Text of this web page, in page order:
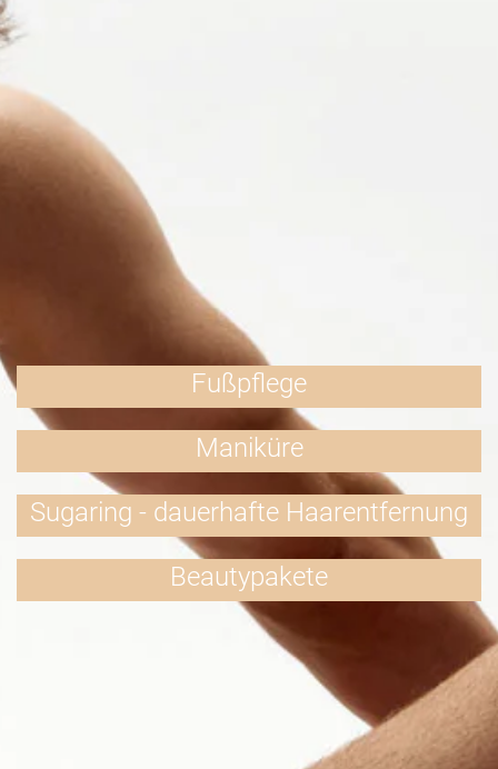
Fußpflege
Maniküre
Sugaring - dauerhafte Haarentfernung
Beautypakete